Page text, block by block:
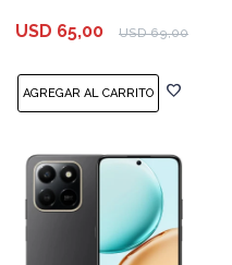
USD 65,00 USD 69,00